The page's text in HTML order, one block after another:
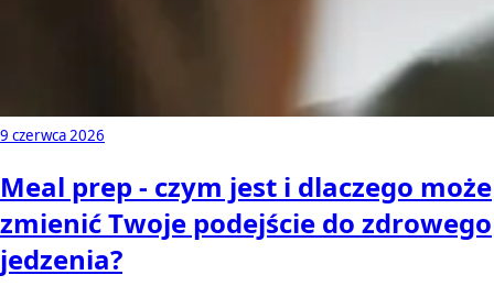
9 czerwca 2026
Meal prep - czym jest i dlaczego może
zmienić Twoje podejście do zdrowego
jedzenia?